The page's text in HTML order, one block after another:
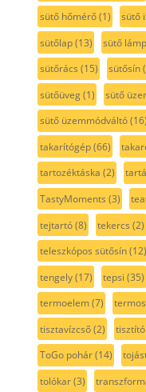
sütő hőmérő(1) sütő
sütőlap(13) sütő
sütőrács (15) sütősín
sütőüveg(1) sütő
sütő üzemmódváltó(16)
takarítógép(66)
tartozéktáska (2)
TastyMoments (3)
tejtartó(8) tekercs (2)
teleszkópos sütősín(12)
tengely(17) tepsi (35)
termoelem(7)
tisztavízcső(2) tisztító
ToGo pohár(14)
tolókar(3)